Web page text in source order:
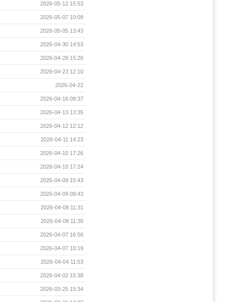
2026-05-12 15:53
2026-05-07 10:09
2026-05-05 13:43
2026-04-30 14:53
2026-04-28 15:26
2026-04-23 12:10
2026-04-22
2026-04-16 09:37
2026-04-13 13:35
2026-04-12 12:12
2026-04-11 14:23
2026-04-10 17:26
2026-04-10 17:24
2026-04-09 15:43
2026-04-09 09:43
2026-04-08 11:31
2026-04-08 11:30
2026-04-07 16:56
2026-04-07 10:19
2026-04-04 11:53
2026-04-02 15:38
2026-03-25 15:34